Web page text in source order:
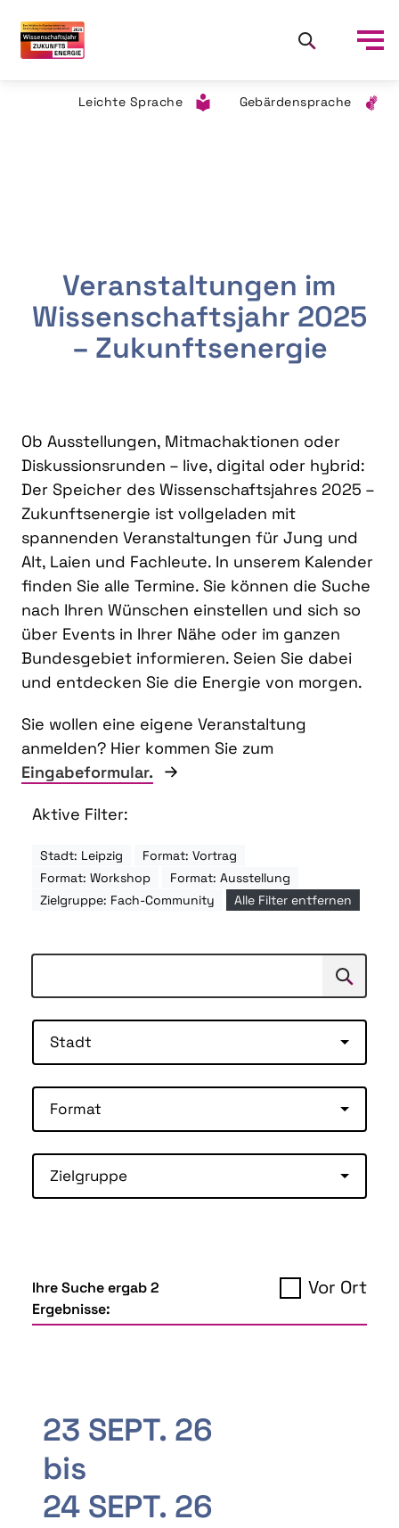
Leichte Sprache Gebärdensprache
Veranstaltungen im
Wissenschaftsjahr 2025
– Zukunftsenergie
Ob Ausstellungen, Mitmachaktionen oder
Diskussionsrunden – live, digital oder hybrid:
Der Speicher des Wissenschaftsjahres 2025 –
Zukunftsenergie ist vollgeladen mit
spannenden Veranstaltungen für Jung und
Alt, Laien und Fachleute. In unserem Kalender
finden Sie alle Termine. Sie können die Suche
nach Ihren Wünschen einstellen und sich so
über Events in Ihrer Nähe oder im ganzen
Bundesgebiet informieren. Seien Sie dabei
und entdecken Sie die Energie von morgen.
Sie wollen eine eigene Veranstaltung
anmelden? Hier kommen Sie zum
Eingabeformular.
Aktive Filter:
Stadt: Leipzig
Format: Vortrag
Format: Workshop
Format: Ausstellung
Zielgruppe: Fach-Community
Alle Filter entfernen
Suchen
Stadt
Format
Zielgruppe
Ihre Suche ergab 2
Ergebnisse:
Vor Ort
23 SEPT. 26
bis
24 SEPT. 26